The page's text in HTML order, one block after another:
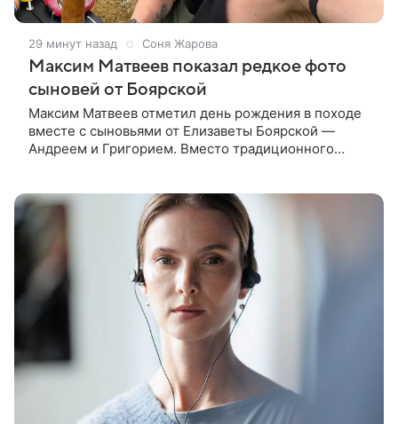
29 минут назад Соня Жарова
Максим Матвеев показал редкое фото
сыновей от Боярской
Максим Матвеев отметил день рождения в походе
вместе с сыновьями от Елизаветы Боярской —
Андреем и Григорием. Вместо традиционного